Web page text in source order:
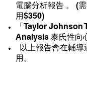
電腦分析報告 。 (
用$350)
「Taylor Johnson
Analysis 泰氏性向
以上報告會在輔導
用。